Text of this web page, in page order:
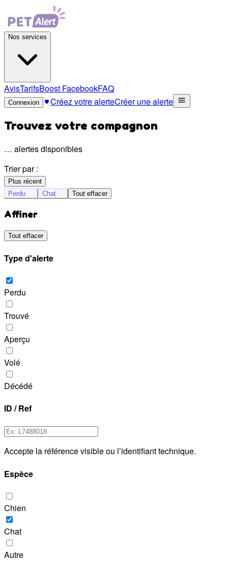
Nos services
AvisTarifsBoost FacebookFAQ
Connexion Créez votre alerteCréer une alerte
Trouvez votre compagnon
… alertes disponibles
Trier par :
Plus récent
Perdu
Chat Tout effacer
Affiner
Tout effacer
Type d'alerte
Perdu
Trouvé
Aperçu
Volé
Décédé
ID / Ref
Accepte la référence visible ou l’identifiant technique.
Espèce
Chien
Chat
Autre